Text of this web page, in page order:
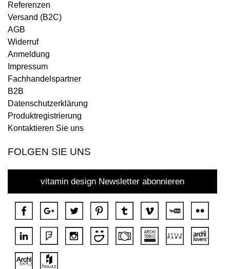
Referenzen
Versand (B2C)
AGB
Widerruf
Anmeldung
Impressum
Fachhandelspartner
B2B
Datenschutzerklärung
Produktregistrierung
Kontaktieren Sie uns
FOLGEN SIE UNS
vitamin design Newsletter abonnieren